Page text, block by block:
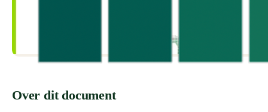
Over dit document